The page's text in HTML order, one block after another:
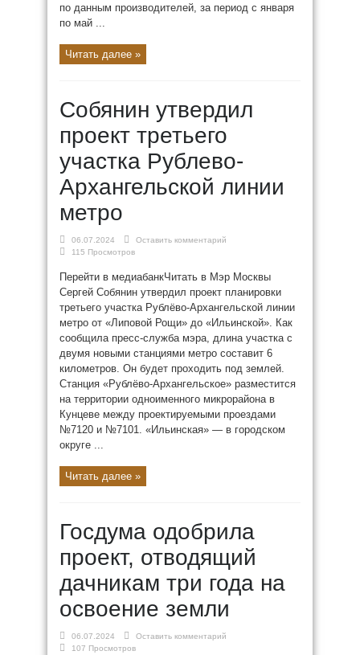
по данным производителей, за период с января
по май ...
Читать далее »
Собянин утвердил
проект третьего
участка Рублево-
Архангельской линии
метро
06.07.2024
Оставить комментарий
115 Просмотров
Перейти в медиабанкЧитать в Мэр Москвы
Сергей Собянин утвердил проект планировки
третьего участка Рублёво-Архангельской линии
метро от «Липовой Рощи» до «Ильинской». Как
сообщила пресс-служба мэра, длина участка с
двумя новыми станциями метро составит 6
километров. Он будет проходить под землей.
Станция «Рублёво-Архангельское» разместится
на территории одноименного микрорайона в
Кунцеве между проектируемыми проездами
№7120 и №7101. «Ильинская» — в городском
округе ...
Читать далее »
Госдума одобрила
проект, отводящий
дачникам три года на
освоение земли
06.07.2024
Оставить комментарий
107 Просмотров